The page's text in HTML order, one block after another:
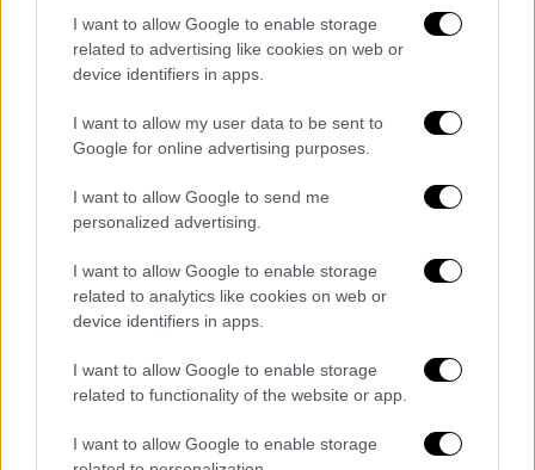
I want to allow Google to enable storage
related to advertising like cookies on web or
device identifiers in apps.
I want to allow my user data to be sent to
Google for online advertising purposes.
I want to allow Google to send me
personalized advertising.
I want to allow Google to enable storage
related to analytics like cookies on web or
device identifiers in apps.
I want to allow Google to enable storage
related to functionality of the website or app.
I want to allow Google to enable storage
Το άτυχο ζώο φέρεται να είχε επιτεθεί σε
ένα κοριτσάκι τις προηγούμενες ημέρες, με
αποτέλεσμα να το τραυματίσει